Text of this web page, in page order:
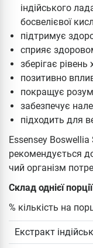
індійського
босвелієвої
підтримує
сприяє
зберігає
позитивно
покращує
забезпечує
підходить для
Essensey
рекомендується
чий організм
Склад однієї
% кількість на
Екстракт